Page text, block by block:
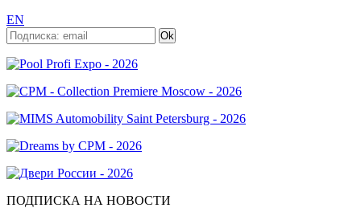
EN
ПОДПИСКА НА НОВОСТИ